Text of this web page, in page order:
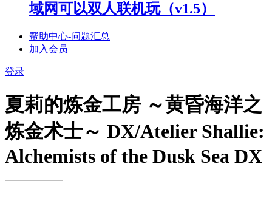
域网可以双人联机玩（v1.5）
帮助中心-问题汇总
加入会员
登录
夏莉的炼金工房 ～黄昏海洋之
炼金术士～ DX/Atelier Shallie:
Alchemists of the Dusk Sea DX